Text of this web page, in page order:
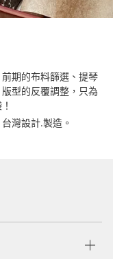
期的布料篩選、提琴
型的反覆調整，只為
灣設計.製造。